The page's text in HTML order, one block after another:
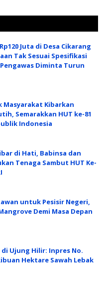
Juta di Desa Cikarang
Tak Sesuai Spesifikasi
Diminta Turun
Masyarakat Kibarkan
Semarakkan HUT ke-81
Indonesia
di Hati, Babinsa dan
Tenaga Sambut HUT Ke-
untuk Pesisir Negeri,
Demi Masa Depan
Ujung Hilir: Inpres No.
Hektare Sawah Lebak